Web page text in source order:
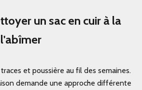
un sac en cuir à la
et poussière au fil des semaines.
demande une approche différente